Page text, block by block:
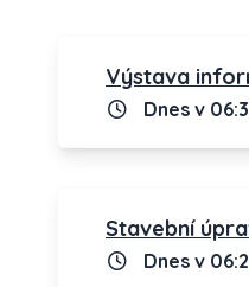
Výstava
Dnes v
Stavební
Dnes v